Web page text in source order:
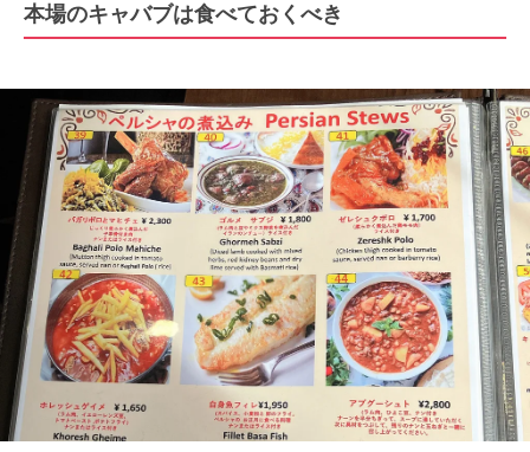
本場のキャバブは食べておくべき